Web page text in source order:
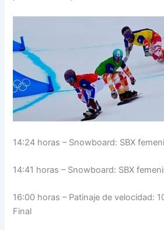
14:24 horas – Snowboard: SBX
14:41 horas – Snowboard: SBX
16:00 horas – Patinaje de velocidad:
Final